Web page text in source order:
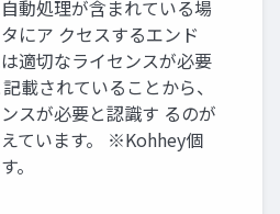
動処理が含まれている場
にア クセスするエンド
適切なライセンスが必要
載されていることから、
スが必要と認識す るのが
ています。 ※Kohhey個
。